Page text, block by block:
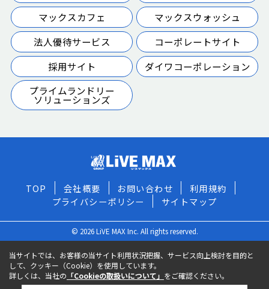
マックスカフェ
マックスウォッシュ
法人優待サービス
コーポレートサイト
採用サイト
ダイワコーポレーション
プライムランドリー
ソリューションズ
TOP 会社概要 お問い合わせ
利用規約
プライバシーポリシー
サイトマップ
© 2026 LiVE MAX Inc. All rights reserved.
当サイトでは、お客様の当サイト利用状況把握、サービス向上検討を目的と
して、クッキー（Cookie）を使用しています。
詳しくは、当社の 「Cookieの取扱いについて」 をご確認ください。